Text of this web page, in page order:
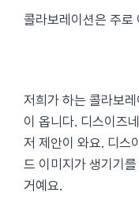
콜라보레이션은 주로
저희가 하는 콜라보
이 옵니다. 디스이즈
저 제안이 와요. 디스
드 이미지가 생기기
거예요.